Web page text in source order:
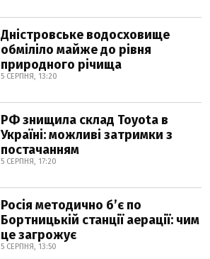
Дністровське водосховище
обміліло майже до рівня
природного річища
5 СЕРПНЯ, 13:20
РФ знищила склад Toyota в
Україні: можливі затримки з
постачанням
5 СЕРПНЯ, 17:20
Росія методично б’є по
Бортницькій станції аерації: чим
це загрожує
5 СЕРПНЯ, 13:50